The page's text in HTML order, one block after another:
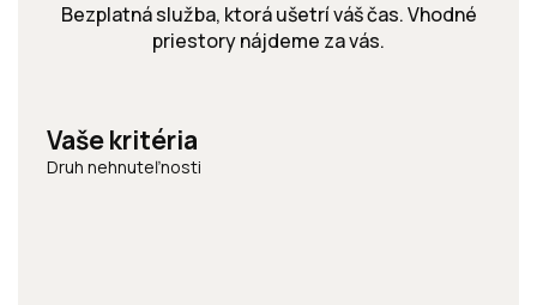
Bezplatná služba, ktorá ušetrí váš čas. Vhodné
priestory nájdeme za vás.
Vaše kritéria
Druh nehnuteľnosti